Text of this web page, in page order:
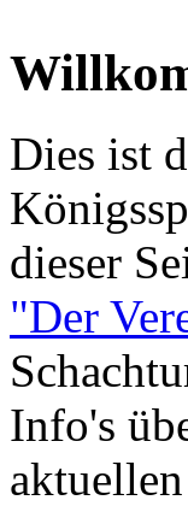
Dies ist
dieser
"Der
Info's